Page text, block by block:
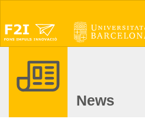
News